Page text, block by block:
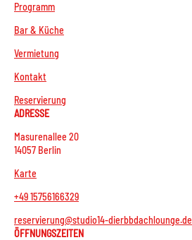
Programm
Bar & Küche
Vermietung
Kontakt
Reservierung
ADRESSE
Masurenallee 20
14057 Berlin
Karte
+49 15756166329
reservierung@studio14-dierbbdachlounge.de
ÖFFNUNGSZEITEN